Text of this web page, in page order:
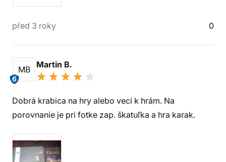
před 3 roky 0
MB
6
Martin B.
Dobrá krabica na hry alebo veci k hrám. Na
porovnanie je pri fotke zap. škatuľka a hra karak.